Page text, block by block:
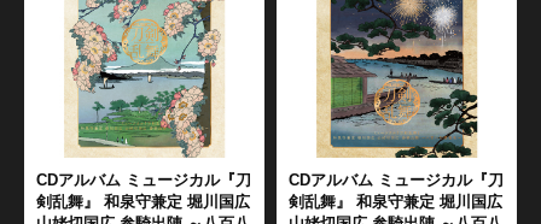
最新カテゴリー
加州清光 単騎出陣 極
CDアルバム ミュージカル『刀
剣乱舞』 和泉守兼定 堀川国広
CDアルバム ミュージカル『刀
剣乱舞』 和泉守兼定 堀川国広